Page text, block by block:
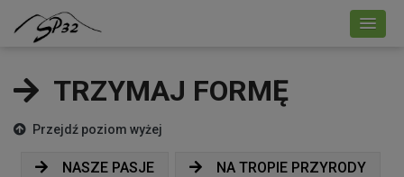
TRZYMAJ FORMĘ
Przejdź poziom wyżej
NASZE PASJE NA TROPIE PRZYRODY